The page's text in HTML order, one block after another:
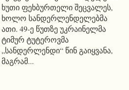
ხუთი ფეხბურთელი შეცვალეს,
ხოლო სანდერლენდელებმა
ათი. 49-ე წუთზე უკრაინელმა
ტიმურ ტუტეროვმა
„სანდერლენდი“ წინ გაიყვანა,
მაგრამ...